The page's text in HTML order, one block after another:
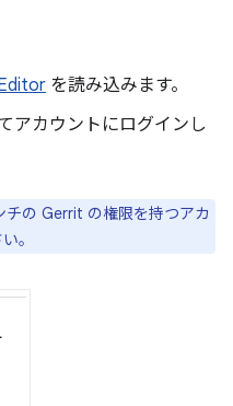
を読み込みます。
アカウントにログインし
チの Gerrit の権限を持つアカ
。